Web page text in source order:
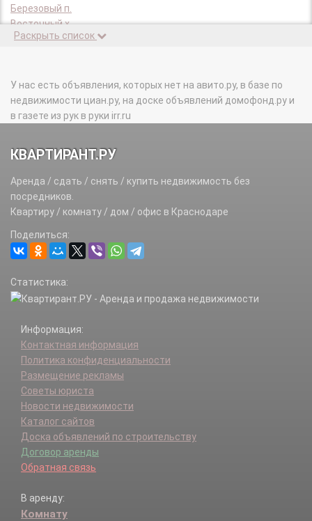
Березовый п.
Восточный х.
Дорожный п.
Зеленопольский п.
Знаменский п.
Индустриальный п.
Копанской х.
Краснодарский п.
Краснолит п.
Лазурный п.
Ленина х.
Новый х.
Октябрьский х.
отделения N3 ОПХ КНИИСХ п.
отделения N3 СКЗНИИСиВ п.
Плодородный п.
Победитель п.
Пригородный п.
Разъезд п.
Российский п.
Старокорсунская ст-ца.
Черников х.
Раскрыть список
У нас есть объявления, которых нет на авито.ру, в базе по
недвижимости циан.ру, на доске объявлений домофонд.ру и
в газете из рук в руки irr.ru
КВАРТИРАНТ.РУ
Аренда / сдать / снять / купить недвижимость без
посредников.
Квартиру / комнату / дом / офис в Краснодаре
Поделиться:
Статистика:
Информация:
Контактная информация
Политика конфиденциальности
Размещение рекламы
Советы юриста
Новости недвижимости
Каталог сайтов
Доска объявлений по строительству
Договор аренды
Обратная связь
В аренду:
Комнату